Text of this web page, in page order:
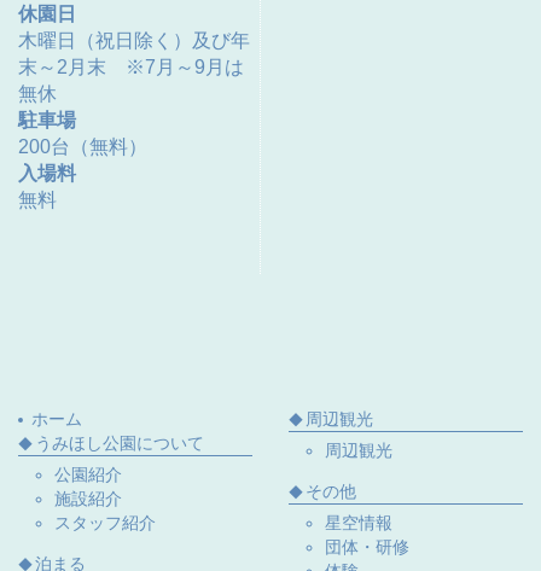
休園日
木曜日（祝日除く）及び年
末～2月末 ※7月～9月は
無休
駐車場
200台（無料）
入場料
無料
ホーム
うみほし公園について
公園紹介
施設紹介
スタッフ紹介
泊まる
周辺観光
周辺観光
その他
星空情報
団体・研修